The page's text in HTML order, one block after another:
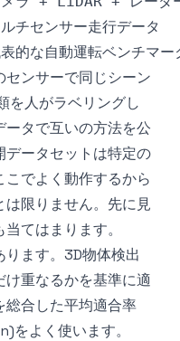
センサーで同じシーン
を人がラベリングし
タで互いの方法を公
データセットは特定の
でよく動作するから
は限りません。先に見
てはまります。
ます。3D物体検出
重なるかを基準に適
総合した平均適合率
をよく使います。